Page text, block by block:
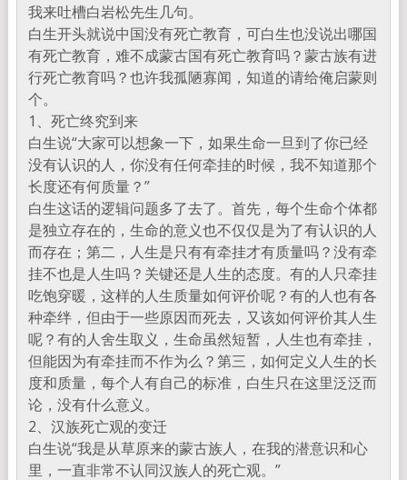
我来吐槽白岩松先生几句。
白生开头就说中国没有死亡教育，可白生也没说出哪国
有死亡教育，难不成蒙古国有死亡教育吗？蒙古族有进
行死亡教育吗？也许我孤陋寡闻，知道的请给俺启蒙则
个。
1、死亡终究到来
白生说“大家可以想象一下，如果生命一旦到了你已经
没有认识的人，你没有任何牵挂的时候，我不知道那个
长度还有何质量？”
白生这话的逻辑问题多了去了。首先，每个生命个体都
是独立存在的，生命的意义也不仅仅是为了有认识的人
而存在；第二，人生是只有有牵挂才有质量吗？没有牵
挂不也是人生吗？关键还是人生的态度。有的人只牵挂
吃饱穿暖，这样的人生质量如何评价呢？有的人也有各
种牵绊，但由于一些原因而死去，又该如何评价其人生
呢？有的人舍生取义，生命虽然短暂，人生也有牵挂，
但能因为有牵挂而不作为么？第三，如何定义人生的长
度和质量，每个人有自己的标准，白生只在这里泛泛而
论，没有什么意义。
2、汉族死亡观的变迁
白生说“我是从草原来的蒙古族人，在我的潜意识和心
里，一直非常不认同汉族人的死亡观。”